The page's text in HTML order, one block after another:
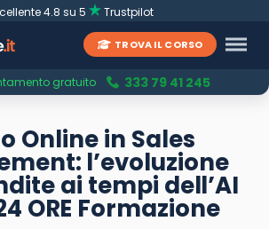
4.8 su 5 Trustpilot
TROVA IL CORSO
gratuito 333 79 41 245
Online in Sales
l’evoluzione
ai tempi dell’AI
ORE Formazione